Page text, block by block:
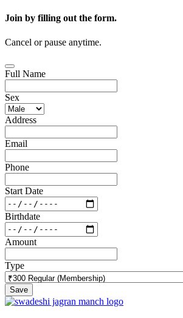
Join by filling out the form.
Cancel or pause anytime.
Full Name
Sex
Address
Email
Phone
Start Date
Birthdate
Amount
Type
Save